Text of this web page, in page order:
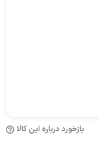
بازخورد درباره این کالا